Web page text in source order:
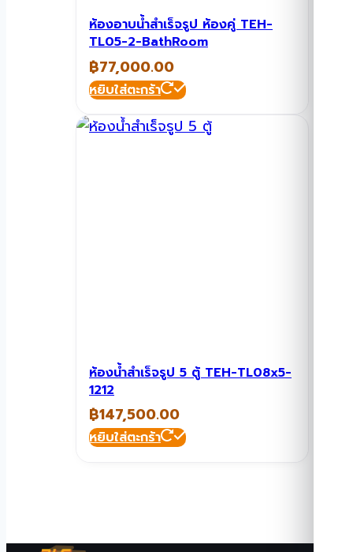
ห้องอาบน้ำสำเร็จรูป ห้องคู่ TEH-
TL05-2-BathRoom
฿77,000.00
หยิบใส่ตะกร้า
ห้องน้ำสำเร็จรูป 5 ตู้ TEH-TL08x5-
1212
฿147,500.00
หยิบใส่ตะกร้า